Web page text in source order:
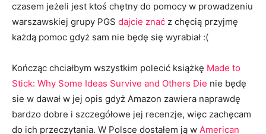
czasem jeżeli jest ktoś chętny do pomocy w prowadzeniu
warszawskiej grupy PGS dajcie znać z chęcią przyjmę
każdą pomoc gdyż sam nie będę się wyrabiał :(
Kończąc chciałbym wszystkim polecić książkę Made to
Stick: Why Some Ideas Survive and Others Die nie będę
sie w dawał w jej opis gdyż Amazon zawiera naprawdę
bardzo dobre i szczegółowe jej recenzje, więc zachęcam
do ich przeczytania. W Polsce dostałem ją w American